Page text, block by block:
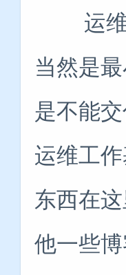
运维工
当然是
是不能
运维工
东西在
他一些